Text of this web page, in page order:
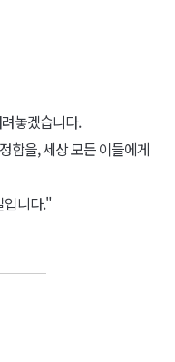
놓겠습니다.
함을, 세상 모든 이들에게
입니다."